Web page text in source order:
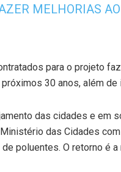
MELHORIAS
para o projeto
30 anos, além
das cidades e em
das Cidades
poluentes. O retorno é